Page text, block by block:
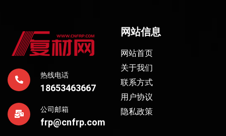
热线电话
18653463667
公司邮箱
frp@cnfrp.com
网站信息
网站首页
关于我们
联系方式
用户协议
隐私政策